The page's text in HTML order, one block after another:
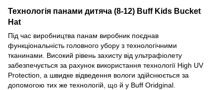
Технологія панами дитяча (8-12) Buff Kids Bucket
Hat
Під час виробництва панам виробник поєднав
функціональність головного убору з технологічними
тканинами. Високий рівень захисту від ультрафіолету
забезпечується за рахунок використання технології High UV
Protection, а швидке відведення вологи здійснюється за
допомогою тих же технологій, що й у Buff Oridginal.